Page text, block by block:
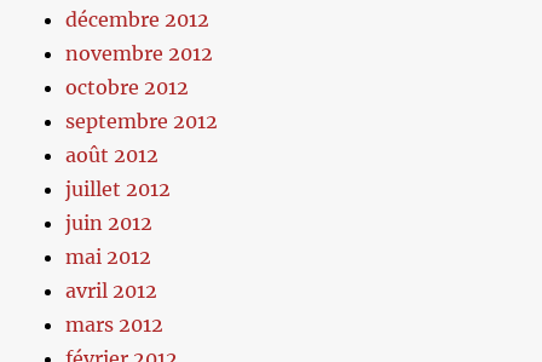
décembre 2012
novembre 2012
octobre 2012
septembre 2012
août 2012
juillet 2012
juin 2012
mai 2012
avril 2012
mars 2012